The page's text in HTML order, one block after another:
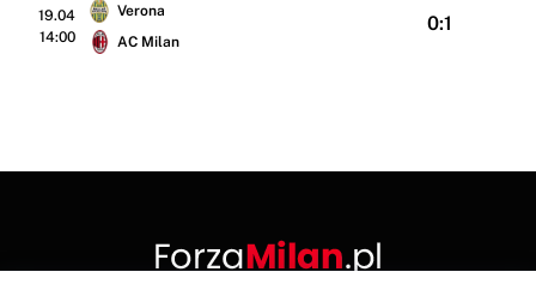
19.04
14:00
Verona
AC Milan
0:1